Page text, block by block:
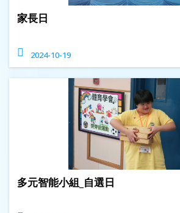
家長日
2024-10-19
多元智能小組_自選日